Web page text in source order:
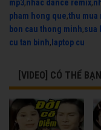
mp3,nhac dance remix,
pham hong que,thu mua
bon cau thong minh,sua
cu tan binh, laptop cu
[VIDEO] CÓ THỂ